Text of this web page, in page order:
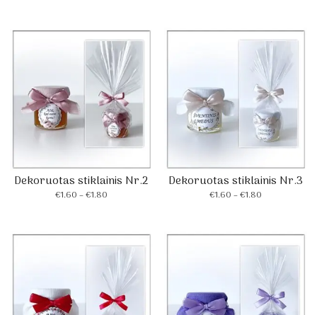
through
€4.25
€1.80
Dekoruotas stiklainis Nr.2
€1.60 –€1.80Price
through
€1.80
Dekoruotas stiklainis Nr.3
€1.60 –€1.80
through
€1.80